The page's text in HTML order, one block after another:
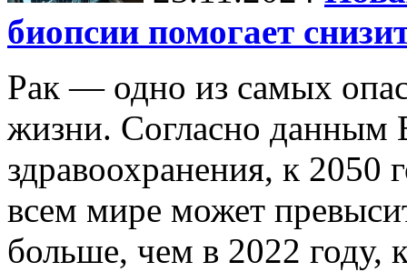
биопсии помогает
Рак — одно из самых
жизни. Согласно данным
здравоохранения, к 2050
всем мире может
больше, чем в 2022 году,